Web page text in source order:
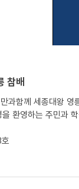
참배
과함께 세종대왕 영
환영하는 주민과